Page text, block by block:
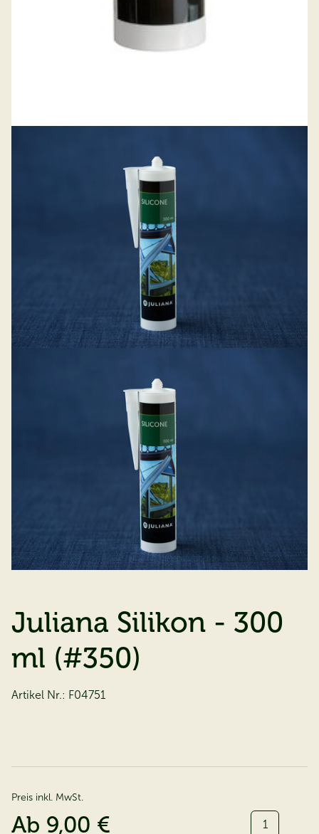
Juliana Silikon - 300
ml (#350)
Artikel Nr.: F04751
Preis inkl. MwSt.
Ab 9,00 € Menge: